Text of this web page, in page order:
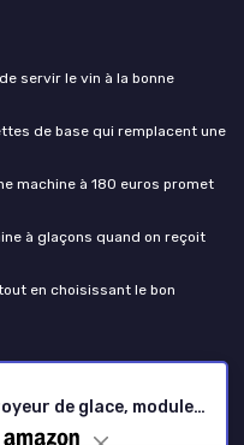
Matrix I9 Fabricant et broyeur de glace, module 2-en-1 compatible AquaLink M9 Pro, distribution automatique sans contact, glace filtrée et eau froide pour cocktails et smoothies
servir le vin à la bonne
de base qui remplacent une
machine à 180 euros promet
à glaçons quand on reçoit
en choisissant le bon